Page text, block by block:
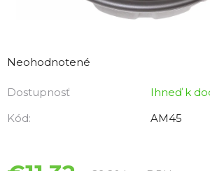
hodnotenie
je
0,0
hviezdičiek.
Neohodnotené
Dostupnosť
Ihneď k
Kód:
AM45